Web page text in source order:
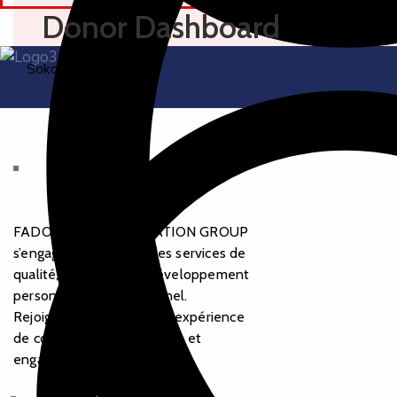
Sokone
Donor Dashboard
FADOUM COMMUNICATION GROUP
s’engage à vous offrir des services de
qualité, à favoriser le développement
personnel et professionnel.
Rejoignez-nous pour une expérience
de communication intégrée et
engageante.